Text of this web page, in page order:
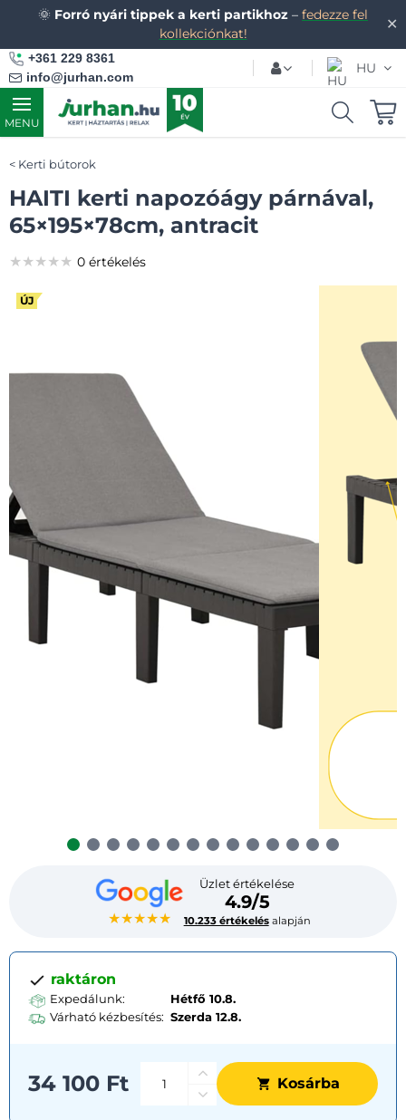
✕
🌞 Forró nyári tippek a kerti partikhoz – fedezze fel
kollekciónkat!
+361 229 8361
info@jurhan.com
HU
MENU
Kerti bútorok
HAITI kerti napozóágy párnával,
65×195×78cm, antracit
ÚJ
★★★★★
Üzlet értékelése
4.9/5
10.233 értékelésalapján
★★★★★
★★★★★
★★★★★ 0 értékelés
raktáron
Expedálunk:
Hétfő 10.8.
Várható kézbesítés: Szerda 12.8.
34 100 Ft Kosárba